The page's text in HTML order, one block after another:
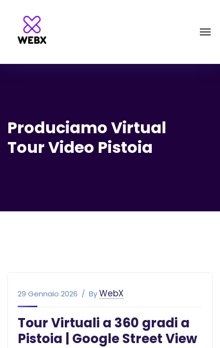
Produciamo Virtual
Tour Video Pistoia
29 Gennaio 2026 ByWebX
Tour Virtuali a 360 gradi a
Pistoia | Google Street View